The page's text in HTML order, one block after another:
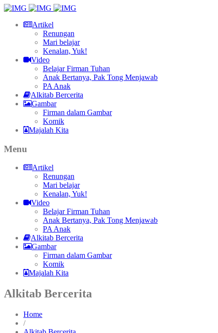
Artikel
Renungan
Mari belajar
Kenalan, Yuk!
Video
Belajar Firman Tuhan
Anak Bertanya, Pak Tong Menjawab
PA Anak
Alkitab Bercerita
Gambar
Firman dalam Gambar
Komik
Majalah Kita
Menu
Artikel
Renungan
Mari belajar
Kenalan, Yuk!
Video
Belajar Firman Tuhan
Anak Bertanya, Pak Tong Menjawab
PA Anak
Alkitab Bercerita
Gambar
Firman dalam Gambar
Komik
Majalah Kita
Alkitab Bercerita
Home
/